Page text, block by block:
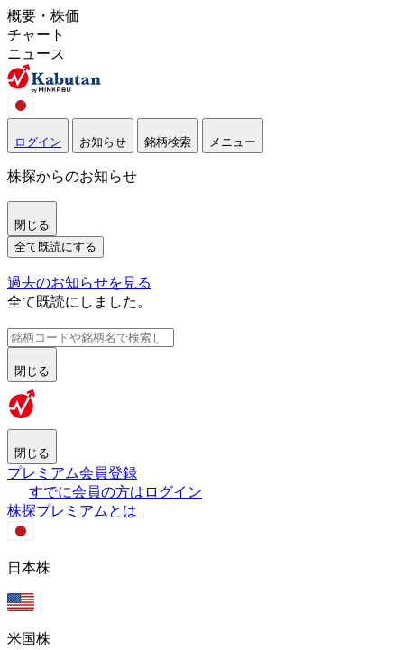
概要・株価
チャート
ニュース
ログイン お知らせ 銘柄検索 メニュー
株探からのお知らせ
閉じる
全て既読にする
過去のお知らせを見る
全て既読にしました。
閉じる
閉じる
プレミアム会員登録
すでに会員の方はログイン
株探プレミアムとは
日本株
米国株